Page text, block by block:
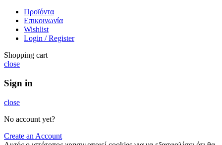
Προϊόντα
Επικοινωνία
Wishlist
Login / Register
Shopping cart
close
Sign in
close
No account yet?
Create an Account